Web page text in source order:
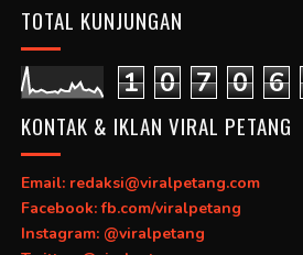
TOTAL KUNJUNGAN
1 0 7 0 6
KONTAK & IKLAN VIRAL PETANG
Email: redaksi@viralpetang.com
Facebook: fb.com/viralpetang
Instagram: @viralpetang